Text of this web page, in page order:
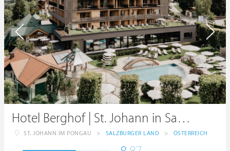
Hotel Berghof | St. Johann in Salzburg
ST. JOHANN IM PONGAU > SALZBURGER LAND > ÖSTERREICH